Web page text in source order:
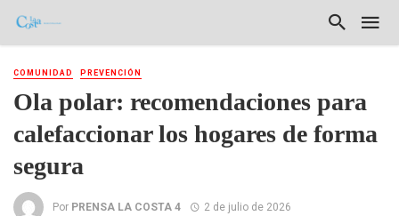
COMUNIDAD PREVENCIÓN
Ola polar: recomendaciones para
calefaccionar los hogares de forma
segura
Por PRENSA LA COSTA 4 2 de julio de 2026